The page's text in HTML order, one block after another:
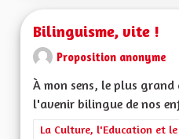
Bilinguisme, vite !
Proposition anonyme
À mon sens, le plus grand
l'avenir bilingue de nos
Filtrer les résultats de la
La Culture, l'Education et